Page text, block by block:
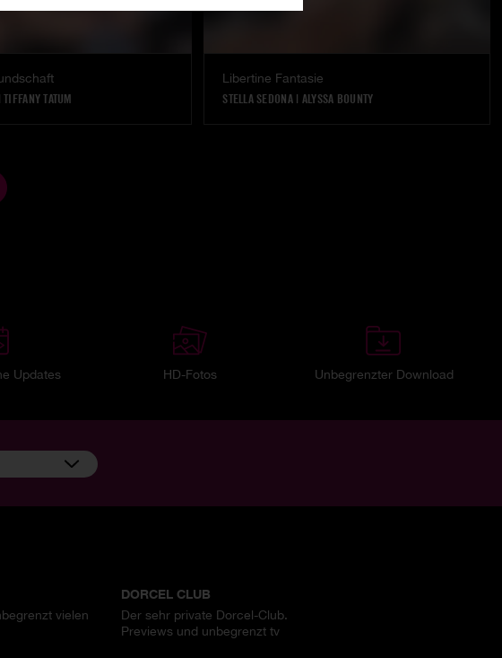
|TIFFANY TATUM
Libertine Fantasie
STELLA SEDONA| ALYSSA BOUNTY
Updates HD-Fotos Unbegrenzter Download
vielen
DORCEL CLUB
Der sehr private Dorcel-Club.
Previews und unbegrenzt tv